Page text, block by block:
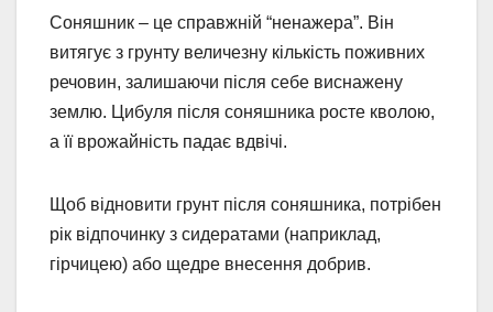
Соняшник – це справжній “ненажера”. Він
витягує з грунту величезну кількість поживних
речовин, залишаючи після себе виснажену
землю. Цибуля після соняшника росте кволою,
а її врожайність падає вдвічі.
Щоб відновити грунт після соняшника, потрібен
рік відпочинку з сидератами (наприклад,
гірчицею) або щедре внесення добрив.